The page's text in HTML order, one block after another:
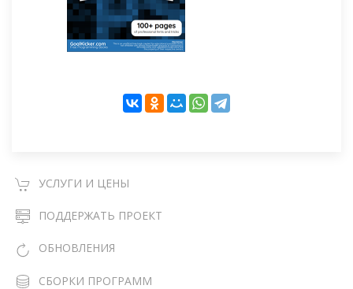
УСЛУГИ И ЦЕНЫ
ПОДДЕРЖАТЬ ПРОЕКТ
ОБНОВЛЕНИЯ
СБОРКИ ПРОГРАММ